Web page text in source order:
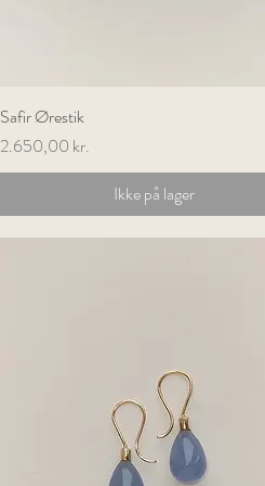
Safir Ørestik
Pris
2.650,00 kr.
Ikke på lager